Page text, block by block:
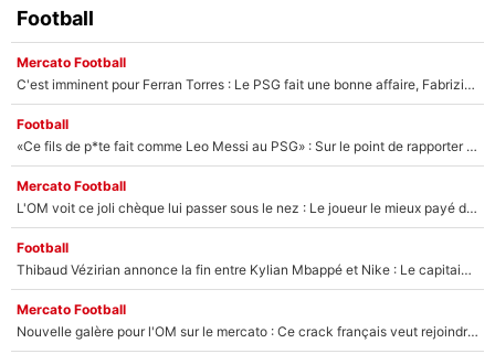
Football
Mercato Football
C'est imminent pour Ferran Torres : Le PSG fait une bonne affaire, Fabrizio Romano révèle le vrai prix du joueur !
Football
«Ce fils de p*te fait comme Leo Messi au PSG» : Sur le point de rapporter gros à l'OM, Facundo Medina raconte son clash avec des supporters !
Mercato Football
L'OM voit ce joli chèque lui passer sous le nez : Le joueur le mieux payé du club refuse de partir, son transfert est annulé à la dernière minute !
Football
Thibaud Vézirian annonce la fin entre Kylian Mbappé et Nike : Le capitaine de l'équipe de France lui répond sur Instagram !
Mercato Football
Nouvelle galère pour l'OM sur le mercato : Ce crack français veut rejoindre le PSG, il a déjà donné son accord pour signer à Paris !